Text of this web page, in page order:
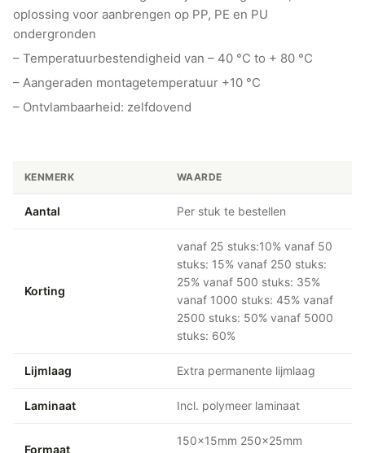
oplossing voor aanbrengen op PP, PE en PU
ondergronden
– Temperatuurbestendigheid van – 40 °C to + 80 °C
– Aangeraden montagetemperatuur +10 °C
– Ontvlambaarheid: zelfdovend
KENMERK WAARDE
Aantal Per stuk te bestellen
Korting
vanaf 25 stuks:10% vanaf 50
stuks: 15% vanaf 250 stuks:
25% vanaf 500 stuks: 35%
vanaf 1000 stuks: 45% vanaf
2500 stuks: 50% vanaf 5000
stuks: 60%
Lijmlaag Extra permanente lijmlaag
Laminaat Incl. polymeer laminaat
Formaat
150x15mm 250x25mm